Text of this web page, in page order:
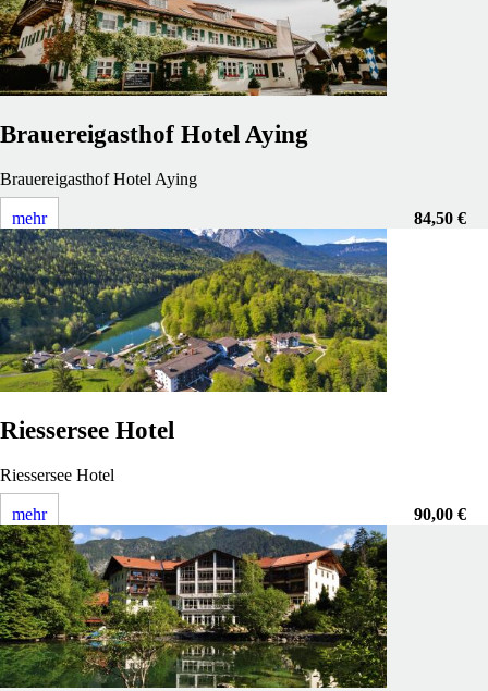
Brauereigasthof Hotel Aying
Brauereigasthof Hotel Aying
84,50 €
mehr
Riessersee Hotel
Riessersee Hotel
90,00 €
mehr